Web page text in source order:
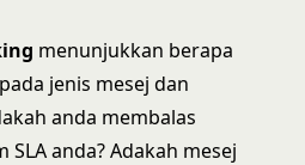
menunjukkan berapa
jenis mesej dan
anda membalas
anda? Adakah mesej